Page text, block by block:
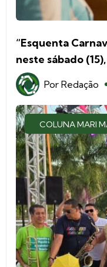
“Esquenta
neste sábado
Por Redação
COLUNA MARI